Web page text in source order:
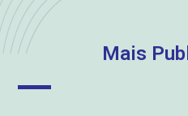
Mais